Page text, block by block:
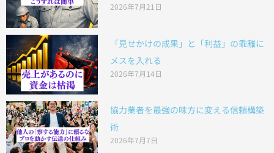
2026年7月21日
「見せかけの成果」と「利益」の乖離に
メスを入れる
2026年7月14日
協力業者を最強の味方に変える信頼構築
術
2026年7月7日